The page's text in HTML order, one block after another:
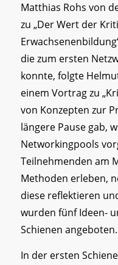
Matthias Rohs von
zu „Der Wert der
die zum ersten
konnte, folgte
einem Vortrag zu
von Konzepten zur
längere Pause gab,
Networkingpools
Teilnehmenden am
Methoden erleben,
diese reflektieren
wurden fünf Ideen-
Schienen angeboten.
In der ersten